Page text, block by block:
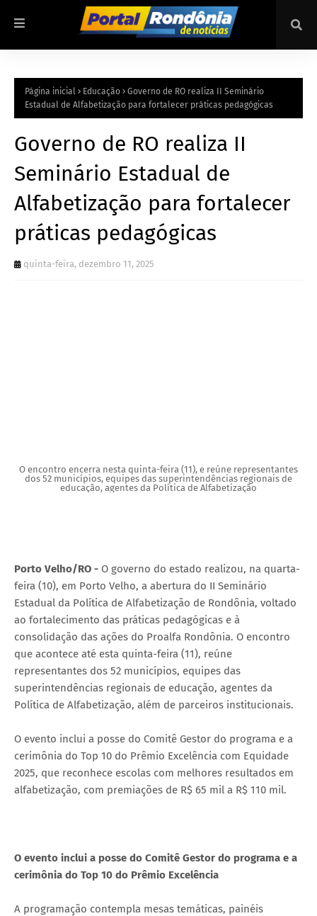
Página inicial Educação
Governo de RO realiza II Seminário
Estadual de Alfabetização para fortalecer práticas pedagógicas
Governo de RO realiza II
Seminário Estadual de
Alfabetização para fortalecer
práticas pedagógicas
quinta-feira, dezembro 11, 2025
O encontro encerra nesta quinta-feira (11), e reúne representantes
dos 52 municípios, equipes das superintendências regionais de
educação, agentes da Política de Alfabetização
Porto Velho/RO - O governo do estado realizou, na quarta-
feira (10), em Porto Velho, a abertura do II Seminário
Estadual da Política de Alfabetização de Rondônia, voltado
ao fortalecimento das práticas pedagógicas e à
consolidação das ações do Proalfa Rondônia. O encontro
que acontece até esta quinta-feira (11), reúne
representantes dos 52 municípios, equipes das
superintendências regionais de educação, agentes da
Política de Alfabetização, além de parceiros institucionais.
O evento inclui a posse do Comitê Gestor do programa e a
cerimônia do Top 10 do Prêmio Excelência com Equidade
2025, que reconhece escolas com melhores resultados em
alfabetização, com premiações de R$ 65 mil a R$ 110 mil.
O evento inclui a posse do Comitê Gestor do programa e a
cerimônia do Top 10 do Prêmio Excelência
A programação contempla mesas temáticas, painéis